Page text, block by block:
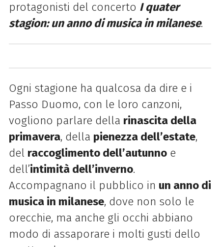
protagonisti del concerto I quater
stagion: un anno di musica in milanese.
Ogni stagione ha qualcosa da dire e i
Passo Duomo, con le loro canzoni,
vogliono parlare della rinascita della
primavera, della pienezza dell’estate,
del raccoglimento dell’autunnoe
dell’intimità dell’inverno.
Accompagnano il pubblico in un anno di
musica in milanese, dove non solo le
orecchie, ma anche gli occhi abbiano
modo di assaporare i molti gusti dello